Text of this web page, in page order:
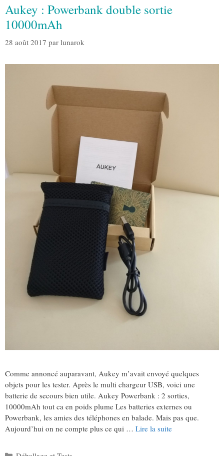
Aukey : Powerbank double sortie
10000mAh
28 août 2017 par lunarok
Comme annoncé auparavant, Aukey m’avait envoyé quelques
objets pour les tester. Après le multi chargeur USB, voici une
batterie de secours bien utile. Aukey Powerbank : 2 sorties,
10000mAh tout ca en poids plume Les batteries externes ou
Powerbank, les amies des téléphones en balade. Mais pas que.
Aujourd’hui on ne compte plus ce qui … Lire la suite
Catégories